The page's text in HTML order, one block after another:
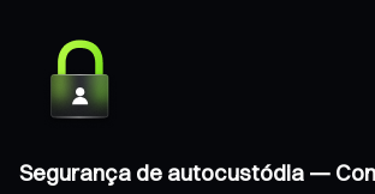
Segurança de autocustódia —